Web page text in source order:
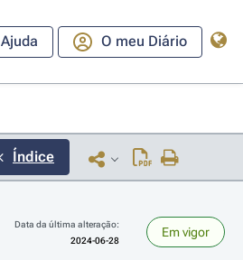
Ajuda O meu Diário
Índice
Data da última alteração:
2024-06-28
Em vigor